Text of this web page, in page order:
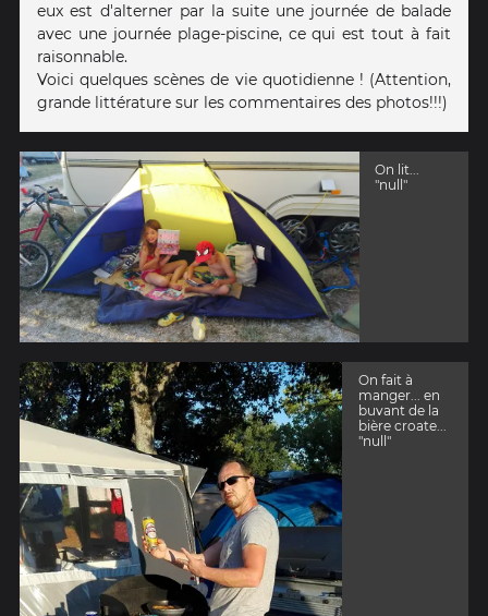
eux est d'alterner par la suite une journée de balade
avec une journée plage-piscine, ce qui est tout à fait
raisonnable.
Voici quelques scènes de vie quotidienne ! (Attention,
grande littérature sur les commentaires des photos!!!)
On lit...
"null"
On fait à
manger... en
buvant de la
bière croate...
"null"